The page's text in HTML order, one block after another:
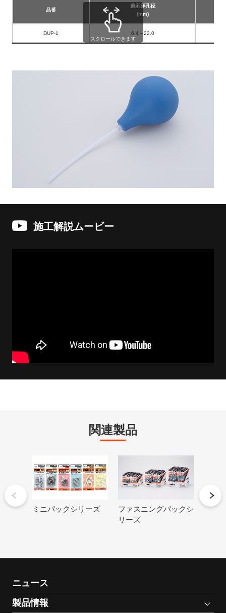
品番
適応穿孔径
(mm)
DUP-1
6.4～22.0
スクロールできます
施工解説ムービー
関連製品
ミニパックシリーズ
ファスニングパックシ
リーズ
バラ
ニュース
製品情報